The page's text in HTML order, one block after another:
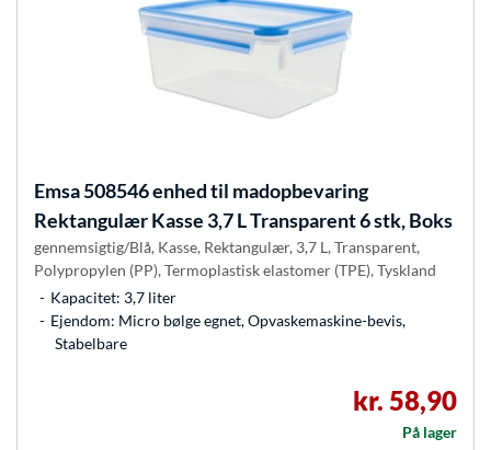
Emsa508546 enhed til madopbevaring
Rektangulær Kasse 3,7 L Transparent 6 stk, Boks
gennemsigtig/Blå, Kasse, Rektangulær, 3,7 L, Transparent,
Polypropylen (PP), Termoplastisk elastomer (TPE), Tyskland
Kapacitet: 3,7 liter
Ejendom: Micro bølge egnet, Opvaskemaskine-bevis,
Stabelbare
kr. 58,90
På lager